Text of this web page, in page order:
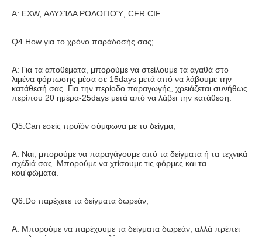
Α: EXW, ΑΛΥΣΊΔΑ ΡΟΛΟΓΙΟΎ, CFR.CIF.
Q4.How για το χρόνο παράδοσής σας;
Α: Για τα αποθέματα, μπορούμε να στείλουμε τα αγαθά στο
λιμένα φόρτωσης μέσα σε 15days μετά από να λάβουμε την
κατάθεσή σας. Για την περίοδο παραγωγής, χρειάζεται συνήθως
περίπου 20 ημέρα-25days μετά από να λάβει την κατάθεση.
Q5.Can εσείς προϊόν σύμφωνα με το δείγμα;
Α: Ναι, μπορούμε να παραγάγουμε από τα δείγματα ή τα τεχνικά
σχέδιά σας. Μπορούμε να χτίσουμε τις φόρμες και τα
κοu'φώματα.
Q6.Do παρέχετε τα δείγματα δωρεάν;
Α: Μπορούμε να παρέχουμε τα δείγματα δωρεάν, αλλά πρέπει